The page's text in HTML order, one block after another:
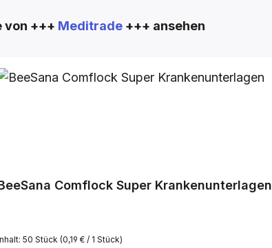
von +++ Meditrade +++ ansehen
Comflock Super Krankenunterlagen
50 Stück (0,19 € / 1 Stück)